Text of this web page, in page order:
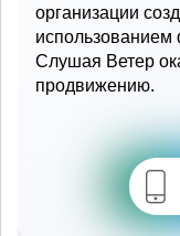
организации
Слушая Ветер
продвижению.